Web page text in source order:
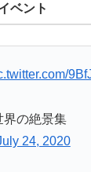
ベント
の絶景集
24, 2020